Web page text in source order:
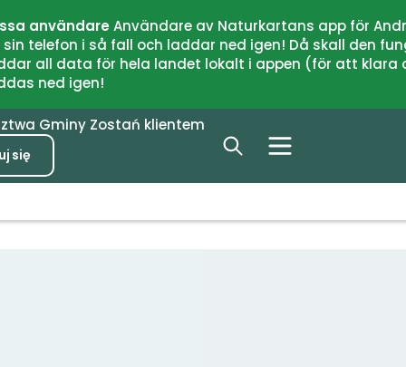
användareAnvändare av Naturkartans app för
telefon i så fall och laddar ned igen! Då skall den
all data för hela landet lokalt i appen (för att
ned igen!
Gminy Zostań klientem
się